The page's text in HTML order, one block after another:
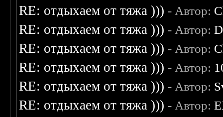
RE: отдыхаем от тяжа ))) - Автор:
RE: отдыхаем от тяжа ))) - Автор:
RE: отдыхаем от тяжа ))) - Автор:
RE: отдыхаем от тяжа ))) - Автор:
RE: отдыхаем от тяжа ))) - Автор:
RE: отдыхаем от тяжа ))) - Автор: